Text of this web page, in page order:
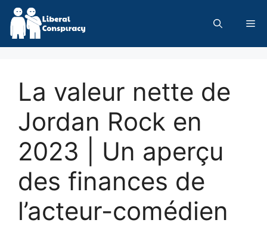
Skip
content
La valeur nette de
Jordan Rock en
2023 | Un aperçu
des finances de
l’acteur-comédien